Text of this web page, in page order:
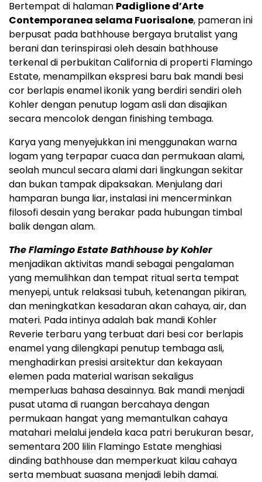
Bertempat di halaman Padiglione d’Arte
Contemporanea selama Fuorisalone, pameran ini
berpusat pada bathhouse bergaya brutalist yang
berani dan terinspirasi oleh desain bathhouse
terkenal di perbukitan California di properti Flamingo
Estate, menampilkan ekspresi baru bak mandi besi
cor berlapis enamel ikonik yang berdiri sendiri oleh
Kohler dengan penutup logam asli dan disajikan
secara mencolok dengan finishing tembaga.
Karya yang menyejukkan ini menggunakan warna
logam yang terpapar cuaca dan permukaan alami,
seolah muncul secara alami dari lingkungan sekitar
dan bukan tampak dipaksakan. Menjulang dari
hamparan bunga liar, instalasi ini mencerminkan
filosofi desain yang berakar pada hubungan timbal
balik dengan alam.
The Flamingo Estate Bathhouse by Kohler
menjadikan aktivitas mandi sebagai pengalaman
yang memulihkan dan tempat ritual serta tempat
menyepi, untuk relaksasi tubuh, ketenangan pikiran,
dan meningkatkan kesadaran akan cahaya, air, dan
materi. Pada intinya adalah bak mandi Kohler
Reverie terbaru yang terbuat dari besi cor berlapis
enamel yang dilengkapi penutup tembaga asli,
menghadirkan presisi arsitektur dan kekayaan
elemen pada material warisan sekaligus
memperluas bahasa desainnya. Bak mandi menjadi
pusat utama di ruangan bercahaya dengan
permukaan hangat yang memantulkan cahaya
matahari melalui jendela kaca patri berukuran besar,
sementara 200 lilin Flamingo Estate menghiasi
dinding bathhouse dan memperkuat kilau cahaya
serta membuat suasana menjadi lebih damai.